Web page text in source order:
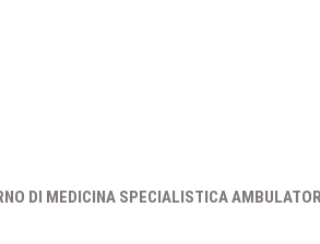
DI MEDICINA SPECIALISTICA